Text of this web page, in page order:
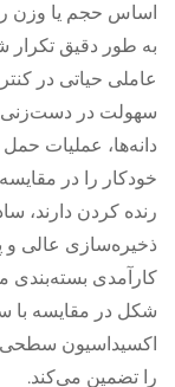
اساس حجم یا وزن
به طور دقیق تکرار
عاملی حیاتی در
سهولت در دست‌زنی
دانه‌ها، عملیات
خودکار را در
رنده کردن دارند،
ذخیره‌سازی عالی و
کارآمدی بسته‌بندی
شکل در مقایسه با
اکسیداسیون سطحی
را تضمین می‌کند.